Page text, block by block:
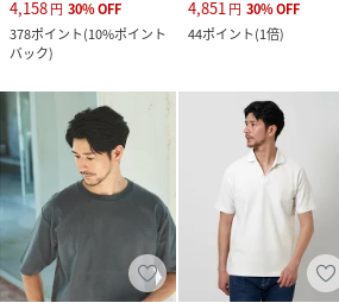
4,158円 30%OFF
378ポイント(10%ポイント
バック)
4,851 円 30%OFF
44ポイント(1倍)